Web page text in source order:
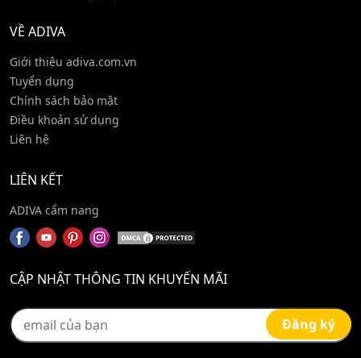
VỀ ADIVA
Giới thiệu adiva.com.vn
Tuyển dụng
Chính sách bảo mật
Điều khoản sử dụng
Liên hệ
LIÊN KẾT
ADIVA cẩm nang
CẬP NHẬT THÔNG TIN KHUYẾN MÃI